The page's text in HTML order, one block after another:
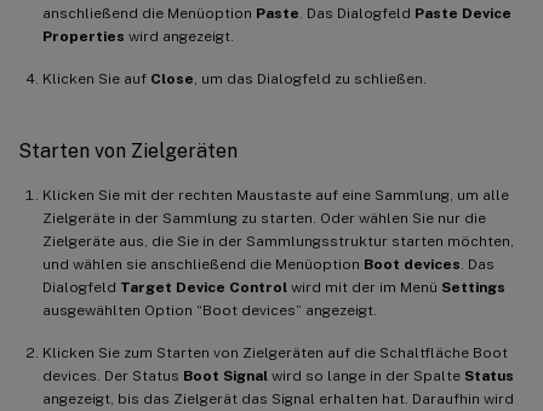
anschließend die Menüoption Paste . Das Dialogfeld Paste Device
Properties wird angezeigt.
Klicken Sie auf Close , um das Dialogfeld zu schließen.
Starten von Zielgeräten
Klicken Sie mit der rechten Maustaste auf eine Sammlung, um alle
Zielgeräte in der Sammlung zu starten. Oder wählen Sie nur die
Zielgeräte aus, die Sie in der Sammlungsstruktur starten möchten,
und wählen sie anschließend die Menüoption Boot devices . Das
Dialogfeld Target Device Control wird mit der im Menü Settings
ausgewählten Option “Boot devices” angezeigt.
Klicken Sie zum Starten von Zielgeräten auf die Schaltfläche Boot
devices. Der Status Boot Signal wird so lange in der Spalte Status
angezeigt, bis das Zielgerät das Signal erhalten hat. Daraufhin wird